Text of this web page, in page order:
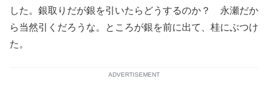
した。銀取りだが銀を引いたらどうするのか？ 永瀬だか
ら当然引くだろうな。ところが銀を前に出て、桂にぶつけ
た。
ADVERTISEMENT